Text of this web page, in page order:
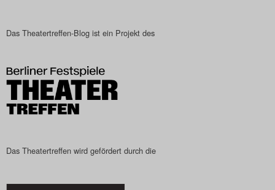
Das Theatertreffen-Blog ist ein Projekt des
Das Theatertreffen wird gefördert durch die